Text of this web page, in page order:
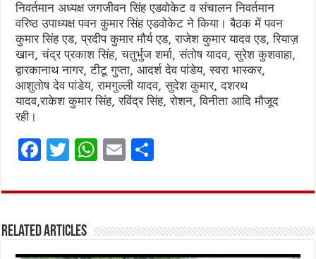
निवर्तमान अध्यक्ष जगजीवन सिंह एडवोकेट व संचालन निवर्तमान
वरिष्ठ उपाध्यक्ष पवन कुमार सिंह एडवोकेट ने किया। बैठक में पवन
कुमार सिंह एड, प्रदीप कुमार मौर्य एड, राजेश कुमार यादव एड, रियाज़
खान, चंद्र प्रकाश सिंह, चतुर्भुज शर्मा, संतोष यादव, सुरेश कुशवाहा,
द्वारकानाथ नागर, टीटू गुप्ता, आदर्श देव पांडेय, स्वरा भास्कर,
आशुतोष देव पांडेय, रामगुल्ली यादव, सुदेश कुमार, दशरथ
यादव,राकेश कुमार सिंह, रविंद्र सिंह, रोशन, विनीता आदि मौजूद
रही।
F
ce
o
T
it
r
W
at
A
E
ai ar
Related Articles